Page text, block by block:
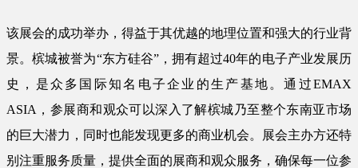
该展会的成功举办，得益于其优越的地理位置和强大的行业背
景。槟城被誉为“东方硅谷”，拥有超过40年的电子产业发展历
史，是众多国际知名电子企业的生产基地。通过EMAX
ASIA，参展商和观众可以深入了解槟城乃至整个东南亚市场
的巨大潜力，同时也能发现更多的商业机会。展会主办方还特
别注重服务质量，提供全面的展商和观众服务，确保每一位参